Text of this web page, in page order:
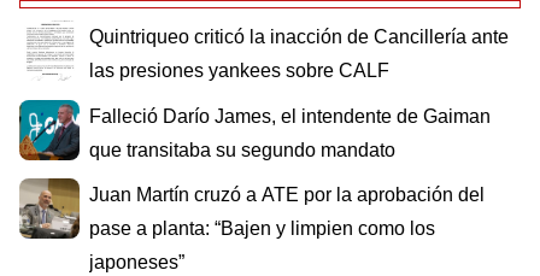
Quintriqueo criticó la inacción de Cancillería ante
las presiones yankees sobre CALF
Falleció Darío James, el intendente de Gaiman
que transitaba su segundo mandato
Juan Martín cruzó a ATE por la aprobación del
pase a planta: “Bajen y limpien como los
japoneses”